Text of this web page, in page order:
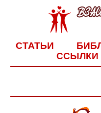
СТАТЬИ
ССЫЛКИ